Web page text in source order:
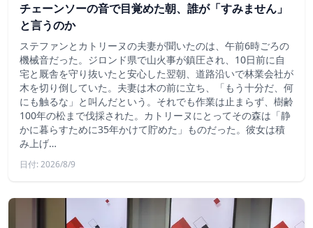
チェーンソーの音で目覚めた朝、誰が「すみません」
と言うのか
ステファンとカトリーヌの夫妻が聞いたのは、午前6時ごろの
機械音だった。ジロンド県で山火事が鎮圧され、10日前に自
宅と厩舎を守り抜いたと安心した翌朝、道路沿いで林業会社が
木を切り倒していた。夫妻は木の前に立ち、「もう十分だ、何
にも触るな」と叫んだという。それでも作業は止まらず、樹齢
100年の松まで伐採された。カトリーヌにとってその森は「静
かに暮らすために35年かけて貯めた」ものだった。彼女は積
み上げ…
日付: 2026/8/9